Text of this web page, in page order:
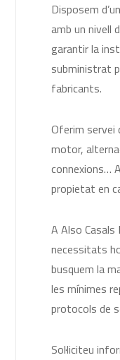
Disposem
amb un nivell
garantir la
subministrat
fabricants.
Oferim servei
motor,
connexions…
propietat en
A Also Casals
necessitats
busquem la
les mínimes
protocols de
Sol·liciteu